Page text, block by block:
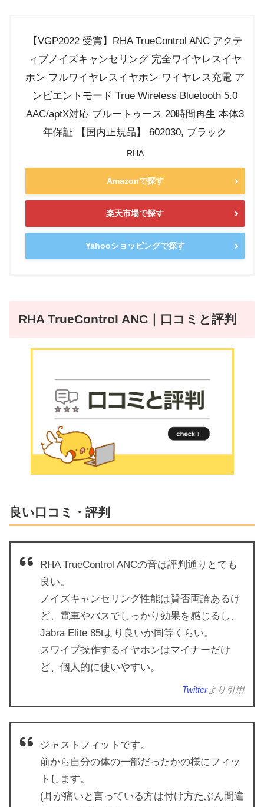
【VGP2022 受賞】RHA TrueControl ANC アクテ
ィブノイズキャンセリング 完全ワイヤレスイヤ
ホン フルワイヤレスイヤホン ワイヤレス充電 ア
ンビエントモード True Wireless Bluetooth 5.0
AAC/aptX対応 ブルートゥース 20時間再生 本体3
年保証 【国内正規品】 602030, ブラック
RHA
Amazonで探す
楽天市場で探す
Yahooショッピングで探す
RHA TrueControl ANC｜口コミと評判
良い口コミ・評判
RHA TrueControl ANCの音は評判通りとても
良い。
ノイズキャンセリング性能は賛否両論あるけ
ど、電車やバスでしっかり効果を感じるし、
Jabra Elite 85tより良いか同等くらい。
スワイプ操作するイヤホンはマイナーだけ
ど、個人的に使いやすい。
Twitterより引用
ジャストフィットです。
前から自分の体の一部だったかの様にフィッ
トします。
(耳が痛いと言っている方は付け方たぶん間違